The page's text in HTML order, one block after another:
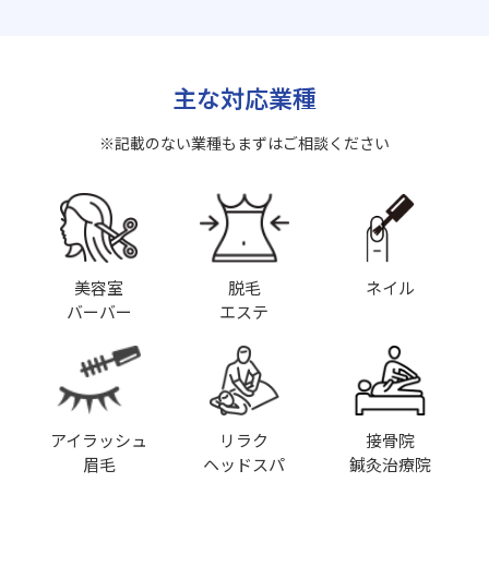
主な対応業種
※記載のない業種もまずはご相談ください
美容室
バーバー
脱毛
エステ
ネイル
アイラッシュ
眉毛
リラク
ヘッドスパ
接骨院
鍼灸治療院